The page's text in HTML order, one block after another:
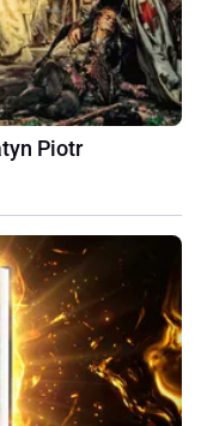
Piotr